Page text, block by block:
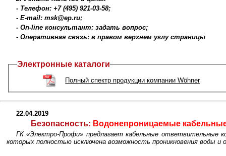
- Телефон: +7 (495) 921-03-58;
- E-mail: msk@ep.ru;
- On-line консультант: задать вопрос;
- Оперативная связь: в правом верхнем углу страницы
Электронные каталоги
Полный спектр продукции компании Wöhner
22.04.2019
Безопасность: Водонепроницаемые
ГК «Электро-Профи» предлагает кабельные ответвительные
которых полностью исключена возможность проникновения воды и